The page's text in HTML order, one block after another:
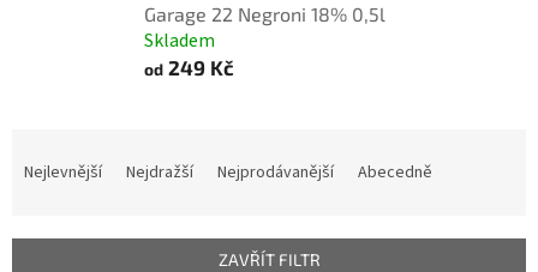
Garage 22 Negroni 18% 0,5l
Skladem
od 249 Kč
n
Nejlevnější Nejdražší Nejprodávanější Abecedně
ZAVŘÍT FILTR